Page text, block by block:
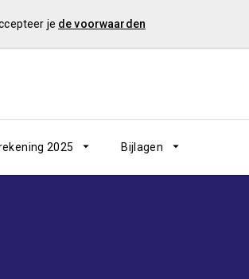
je de voorwaarden
2025 Bijlagen